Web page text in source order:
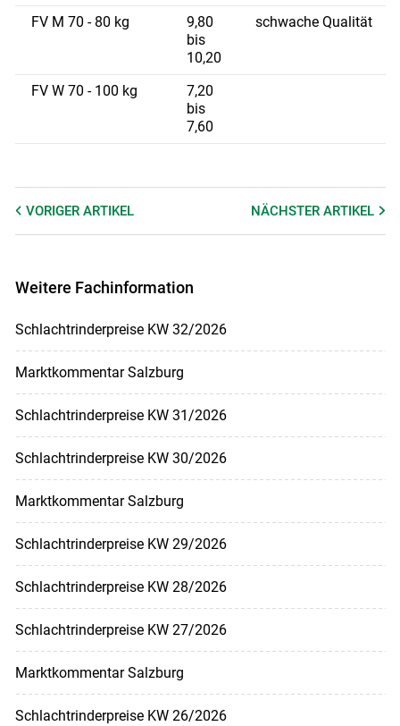
FV M 70 - 80 kg
9,80
bis
10,20
schwache Qualität
FV W 70 - 100 kg
7,20
bis
7,60
VORIGER ARTIKEL NÄCHSTERARTIKEL
Weitere Fachinformation
Schlachtrinderpreise KW 32/2026
Marktkommentar Salzburg
Schlachtrinderpreise KW 31/2026
Schlachtrinderpreise KW 30/2026
Marktkommentar Salzburg
Schlachtrinderpreise KW 29/2026
Schlachtrinderpreise KW 28/2026
Schlachtrinderpreise KW 27/2026
Marktkommentar Salzburg
Schlachtrinderpreise KW 26/2026